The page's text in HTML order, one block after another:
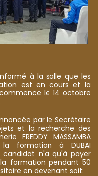
à la salle que les
est en cours et la
le 14 octobre
par le Secrétaire
et la recherche des
FREDDY MASSAMBA
formation à DUBAI
candidat n'a qu'à payer
formation pendant 50
en devenant soit: